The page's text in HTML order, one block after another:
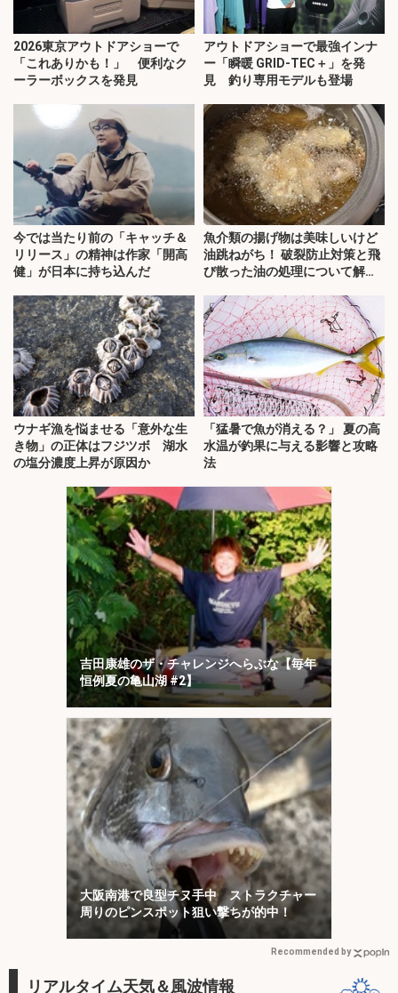
2026東京アウトドアショーで
「これありかも！」 便利なク
ーラーボックスを発見
アウトドアショーで最強インナ
ー「瞬暖 GRID-TEC＋」を発
見 釣り専用モデルも登場
今では当たり前の「キャッチ＆
リリース」の精神は作家「開高
健」が日本に持ち込んだ
魚介類の揚げ物は美味しいけど
油跳ねがち！ 破裂防止対策と飛
び散った油の処理について解
ウナギ漁を悩ませる「意外な生
き物」の正体はフジツボ 湖水
の塩分濃度上昇が原因か
「猛暑で魚が消える？」 夏の高
水温が釣果に与える影響と攻略
法
吉田康雄のザ・チャレンジへらぶな【毎年
恒例夏の亀山湖 #2】
大阪南港で良型チヌ手中 ストラクチャー
周りのピンスポット狙い撃ちが的中！
Recommended by
リアルタイム天気＆風波情報